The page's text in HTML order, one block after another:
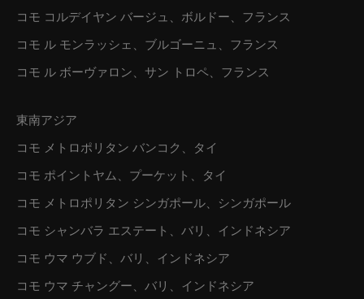
コモ コルデイヤン バージュ、ボルドー、フランス
コモ ル モンラッシェ、ブルゴーニュ、フランス
コモ ル ボーヴァロン、サン トロペ、フランス
東南アジア
コモ メトロポリタン バンコク、タイ
コモ ポイントヤム、プーケット、タイ
コモ メトロポリタン シンガポール、シンガポール
コモ シャンバラ エステート、バリ、インドネシア
コモ ウマ ウブド、バリ、インドネシア
コモ ウマ チャングー、バリ、インドネシア